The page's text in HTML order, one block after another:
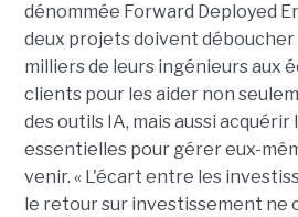
dénommée Forward Deployed
deux projets doivent déboucher
milliers de leurs ingénieurs aux
clients pour les aider non
des outils IA, mais aussi
essentielles pour gérer eux-
venir. « L'écart entre les
le retour sur investissement ne